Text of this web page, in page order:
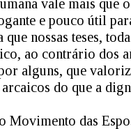
vale mais que
e pouco útil
que nossas teses,
ao contrário dos
alguns, que
do que a
Movimento das